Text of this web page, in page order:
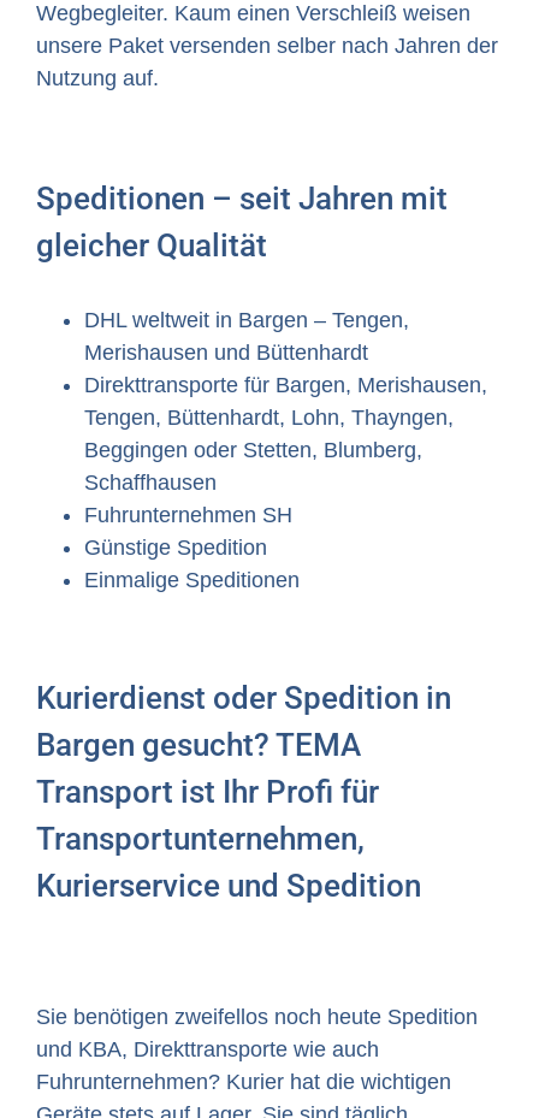
Wegbegleiter. Kaum einen Verschleiß weisen
unsere Paket versenden selber nach Jahren der
Nutzung auf.
Speditionen – seit Jahren mit
gleicher Qualität
DHL weltweit in Bargen – Tengen,
Merishausen und Büttenhardt
Direkttransporte für Bargen, Merishausen,
Tengen, Büttenhardt, Lohn, Thayngen,
Beggingen oder Stetten, Blumberg,
Schaffhausen
Fuhrunternehmen SH
Günstige Spedition
Einmalige Speditionen
Kurierdienst oder Spedition in
Bargen gesucht? TEMA
Transport ist Ihr Profi für
Transportunternehmen,
Kurierservice und Spedition
Sie benötigen zweifellos noch heute Spedition
und KBA, Direkttransporte wie auch
Fuhrunternehmen? Kurier hat die wichtigen